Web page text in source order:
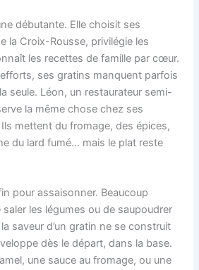
débutante. Elle choisit ses
la Croix-Rousse, privilégie les
les recettes de famille par cœur.
ses gratins manquent parfois
la seule. Léon, un restaurateur semi-
la même chose chez ses
mettent du fromage, des épices,
du lard fumé… mais le plat reste
pour assaisonner. Beaucoup
saler les légumes ou de saupoudrer
saveur d’un gratin ne se construit
dès le départ, dans la base.
une sauce au fromage, ou une